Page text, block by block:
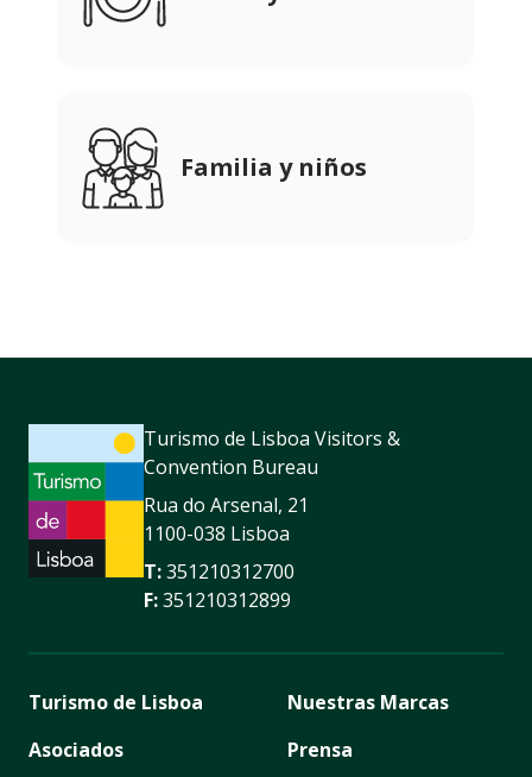
Familia y niños
Turismo de Lisboa Visitors &
Convention Bureau
Rua do Arsenal, 21
1100-038 Lisboa
T:351210312700
F:351210312899
Turismo de Lisboa
Asociados
Nuestras Marcas
Prensa